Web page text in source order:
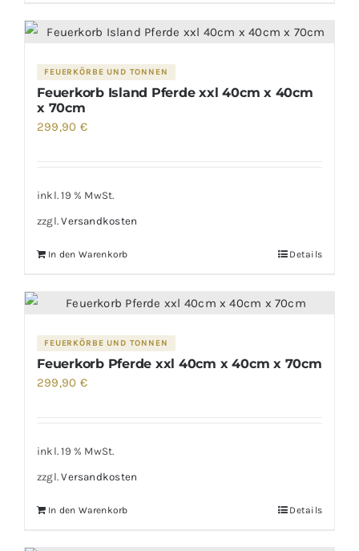
FEUERKÖRBE UND TONNEN
Feuerkorb Island Pferde xxl 40cm x 40cm
x 70cm
299,90 €
inkl. 19 % MwSt.
zzgl.Versandkosten
In den Warenkorb Details
FEUERKÖRBE UND TONNEN
Feuerkorb Pferde xxl 40cm x 40cm x 70cm
299,90 €
inkl. 19 % MwSt.
zzgl.Versandkosten
In den Warenkorb Details